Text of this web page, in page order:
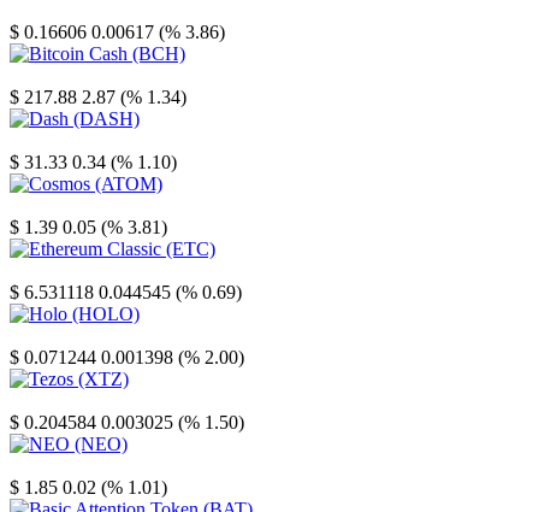
$ 0.16606 0.00617 (% 3.86)
$ 217.88 2.87 (% 1.34)
$ 31.33 0.34 (% 1.10)
$ 1.39 0.05 (% 3.81)
$ 6.531118 0.044545 (% 0.69)
$ 0.071244 0.001398 (% 2.00)
$ 0.204584 0.003025 (% 1.50)
$ 1.85 0.02 (% 1.01)